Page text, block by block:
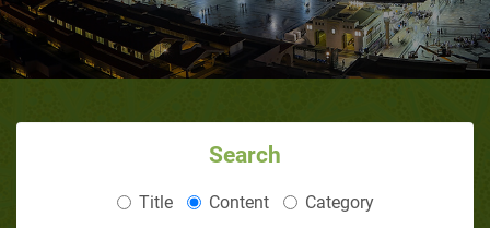
Search
Title Content Category